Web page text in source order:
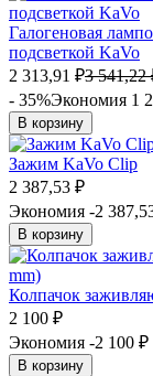
Галогеновая
подсветкой KaVo
2 313,91 ₽3 541,22
- 35%Экономия 1
В корзину
Зажим KaVo Clip
2 387,53 ₽
Экономия -2
В корзину
Колпачок
2 100 ₽
Экономия -2 100 ₽
В корзину